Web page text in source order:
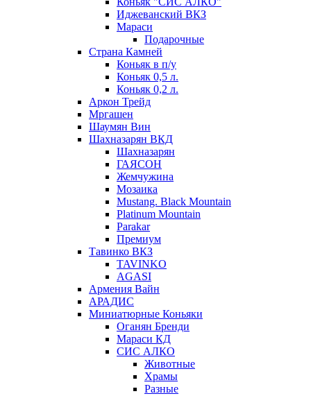
Иджеванский ВКЗ
Мараси
Подарочные
Страна Камней
Коньяк в п/у
Коньяк 0,5 л.
Коньяк 0,2 л.
Аркон Трейд
Мргашен
Шаумян Вин
Шахназарян ВКД
Шахназарян
ГАЯСОН
Жемчужина
Мозаика
Mustang. Black Mountain
Platinum Mountain
Parakar
Премиум
Тавинко ВКЗ
TAVINKO
AGASI
Армения Вайн
АРАДИС
Миниатюрные Коньяки
Оганян Бренди
Мараси КД
СИС АЛКО
Животные
Храмы
Разные